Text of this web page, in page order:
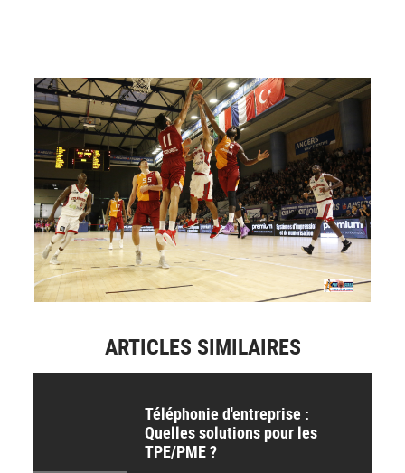
ARTICLES SIMILAIRES
Téléphonie d'entreprise :
Quelles solutions pour les
TPE/PME ?